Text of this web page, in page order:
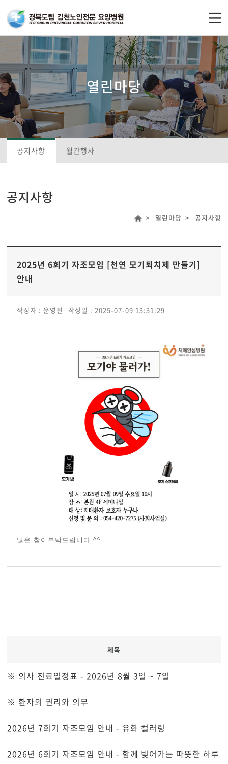
열린마당
공지사항 월간행사
공지사항
열린마당 공지사항
2025년 6회기 자조모임 [천연 모기퇴치제 만들기]
안내
작성자 : 운영진 작성일 : 2025-07-09 13:31:29
많은 참여부탁드립니다 ^^
제목
※ 의사 진료일정표 - 2026년 8월 3일 ~ 7일
※ 환자의 권리와 의무
2026년 7회기 자조모임 안내 - 유화 컬러링
2026년 6회기 자조모임 안내 - 함께 빚어가는 따뜻한 하루